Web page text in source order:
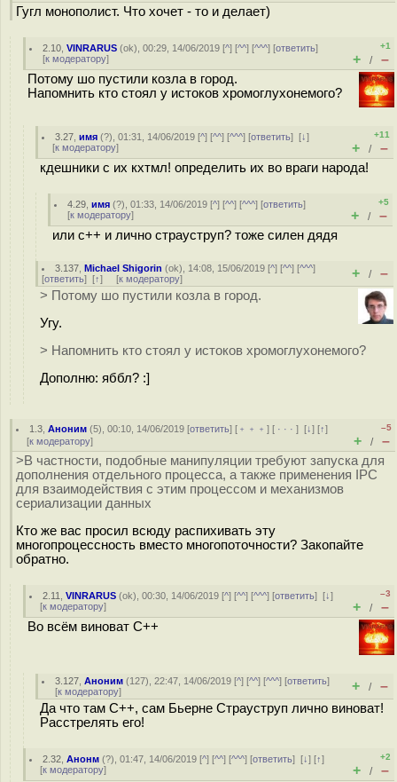
Гугл монополист. Что хочет - то и делает)
2.10 ,VINRARUS (ok), 00:29, 14/06/2019 [^] [^^] [^^^] [ответить]
[к модератору]
+1
+ / –
Потому шо пустили козла в город.
Напомнить кто стоял у истоков хромоглухонемого?
3.27 ,имя (?), 01:31, 14/06/2019 [^] [^^] [^^^] [ответить][↓]
[к модератору]
+11
+ / –
кдешники с их кхтмл! определить их во враги народа!
4.29 ,имя (?), 01:33, 14/06/2019 [^] [^^] [^^^] [ответить]
[к модератору]
+5
+ / –
или с++ и лично страуструп? тоже силен дядя
3.137 ,Michael Shigorin (ok), 14:08, 15/06/2019 [^] [^^] [^^^]
[ответить] [↑] [к модератору] + / –
> Потому шо пустили козла в город.
Угу.
> Напомнить кто стоял у истоков хромоглухонемого?
Дополню: яббл? :]
1.3 ,Аноним (5), 00:10, 14/06/2019 [ответить] [ ﹢﹢﹢] [ · · ·][↓] [↑]
[к модератору]
–5
+ / –
>В частности, подобные манипуляции требуют запуска для
дополнения отдельного процесса, а также применения IPC
для взаимодействия с этим процессом и механизмов
сериализации данных
Кто же вас просил всюду распихивать эту
многопроцессность вместо многопоточности? Закопайте
обратно.
2.11 ,VINRARUS (ok), 00:30, 14/06/2019 [^] [^^] [^^^] [ответить][↓]
[к модератору]
–3
+ / –
Во всём виноват С++
3.127 ,Аноним (127), 22:47, 14/06/2019 [^] [^^] [^^^] [ответить]
[к модератору] + / –
Да что там С++, сам Бьерне Страуструп лично виноват!
Расстрелять его!
2.32 ,Анонм (?), 01:47, 14/06/2019 [^] [^^] [^^^] [ответить][↓] [↑]
[к модератору]
+2
+ / –